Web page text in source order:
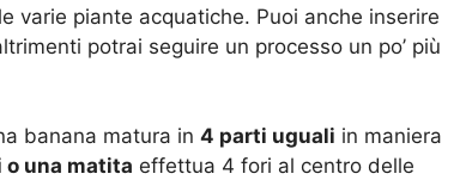
varie piante acquatiche. Puoi anche inserire
potrai seguire un processo un po’ più
banana matura in 4 parti uguali in maniera
una matita effettua 4 fori al centro delle